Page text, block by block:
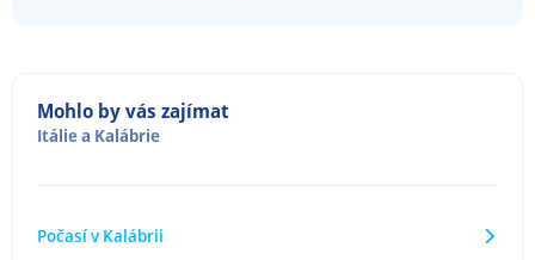
Mohlo by vás zajímat
Itáliea Kalábrie
Počasí v Kalábrii